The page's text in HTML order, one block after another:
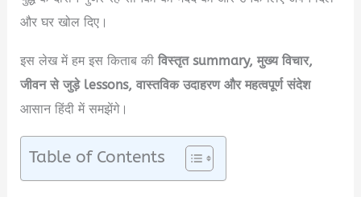
और घर खोल दिए।
इस लेख में हम इस किताब कीविस्तृत summary, मुख्य विचार,
जीवन से जुड़े lessons, वास्तविक उदाहरण और महत्वपूर्ण संदेश
आसान हिंदी में समझेंगे।
Table of Contents